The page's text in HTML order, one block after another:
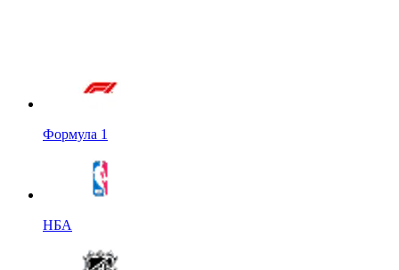
Формула 1
НБА